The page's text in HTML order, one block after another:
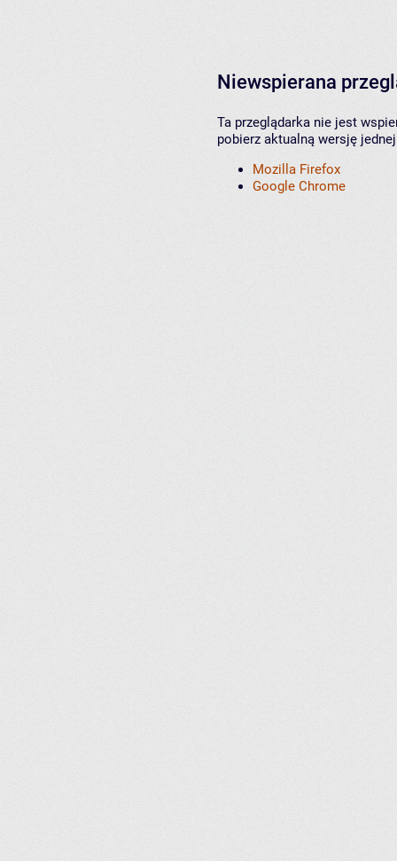
Niewspierana
Ta przeglądarka nie jest
pobierz aktualną wersję
Mozilla Firefox
Google Chrome